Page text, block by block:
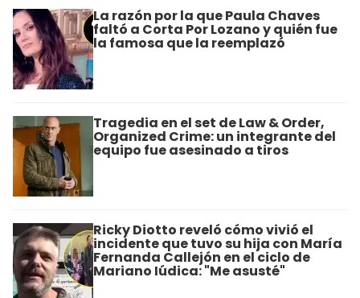
La razón por la que Paula Chaves
faltó a Corta Por Lozano y quién fue
la famosa que la reemplazó
Tragedia en el set de Law & Order,
Organized Crime: un integrante del
equipo fue asesinado a tiros
Ricky Diotto reveló cómo vivió el
incidente que tuvo su hija con María
Fernanda Callejón en el ciclo de
Mariano Iúdica: "Me asusté"